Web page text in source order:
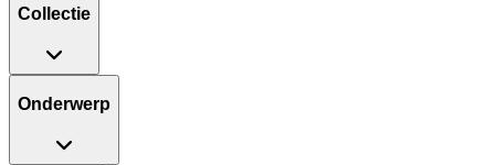
Collectie
Onderwerp